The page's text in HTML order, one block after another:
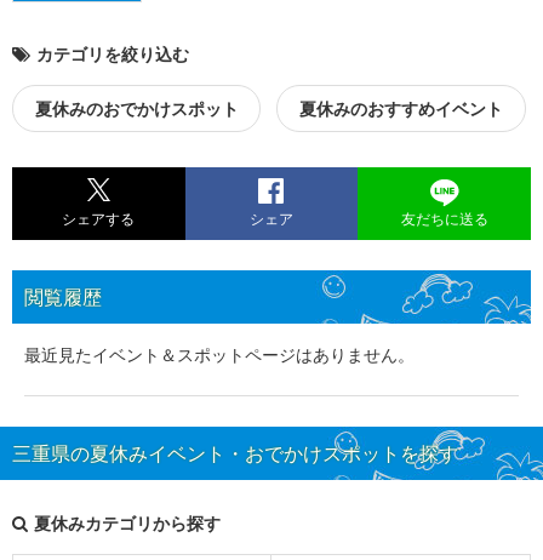
カテゴリを絞り込む
夏休みのおでかけスポット 夏休みのおすすめイベント
シェアする シェア 友だちに送る
閲覧履歴
最近見たイベント＆スポットページはありません。
三重県の夏休みイベント・おでかけスポットを探す
夏休みカテゴリから探す